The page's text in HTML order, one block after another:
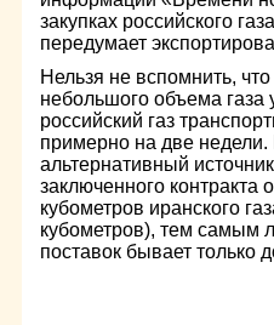
закупках российского
передумает
Нельзя не вспомнить,
небольшого объема газа
российский газ
примерно на две недели.
альтернативный
заключенного контракта
кубометров иранского
кубометров), тем самым
поставок бывает только